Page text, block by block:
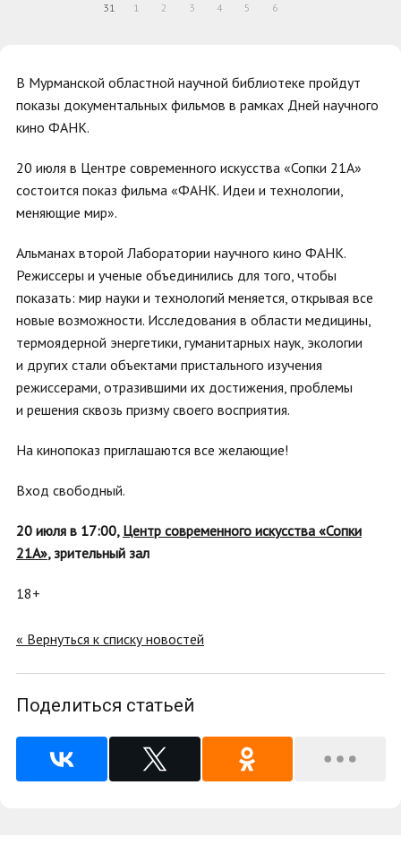
В Мурманской областной научной библиотеке пройдут
показы документальных фильмов в рамках Дней научного
кино ФАНК.
20 июля в Центре современного искусства «Сопки 21А»
состоится показ фильма «ФАНК. Идеи и технологии,
меняющие мир».
Альманах второй Лаборатории научного кино ФАНК.
Режиссеры и ученые объединились для того, чтобы
показать: мир науки и технологий меняется, открывая все
новые возможности. Исследования в области медицины,
термоядерной энергетики, гуманитарных наук, экологии
и других стали объектами пристального изучения
режиссерами, отразившими их достижения, проблемы
и решения сквозь призму своего восприятия.
На кинопоказ приглашаются все желающие!
Вход свободный.
20 июля в 17:00, Центр современного искусства «Сопки
21А», зрительный зал
18+
« Вернуться к списку новостей
Поделиться статьей
31 1 2 3 4 5 6